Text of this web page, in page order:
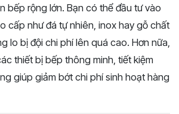
bếp rộng lớn. Bạn có thể đầu tư vào
cấp như đá tự nhiên, inox hay gỗ chất
lo bị đội chi phí lên quá cao. Hơn nữa,
thiết bị bếp thông minh, tiết kiệm
giúp giảm bớt chi phí sinh hoạt hàng